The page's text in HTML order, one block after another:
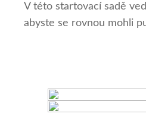
V této startovací sadě
abyste se rovnou mohli